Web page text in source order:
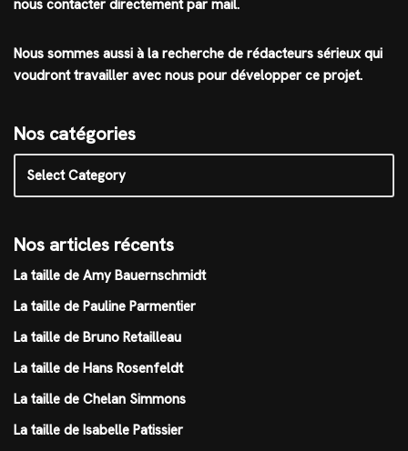
nous contacter directement par mail.
Nous sommes aussi à la recherche de rédacteurs sérieux qui
voudront travailler avec nous pour développer ce projet.
Nos catégories
Nos articles récents
La taille de Amy Bauernschmidt
La taille de Pauline Parmentier
La taille de Bruno Retailleau
La taille de Hans Rosenfeldt
La taille de Chelan Simmons
La taille de Isabelle Patissier